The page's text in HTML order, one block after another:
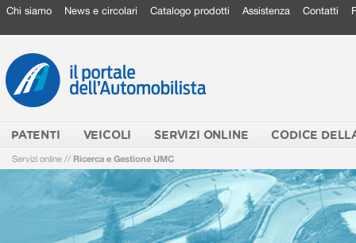
Chi siamo News e circolari Catalogo prodotti Assistenza Contatti
PATENTI VEICOLI SERVIZI ONLINE CODICE
Servizi online // Ricerca e Gestione UMC